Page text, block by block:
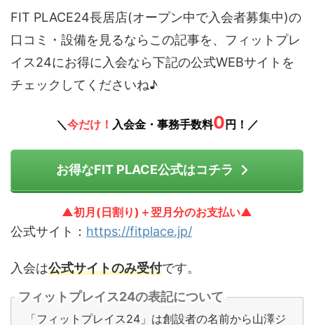
FIT PLACE24長居店(オープン中で入会者募集中)の
口コミ・設備を見るならこの記事を、フィットプレ
イス24にお得に入会なら下記の公式WEBサイトを
チェックしてくださいね♪
＼今だけ！ 入会金・事務手数料0円！／
お得なFIT PLACE公式はコチラ
▲初月(日割り)＋翌月分のお支払い▲
公式サイト： https://fitplace.jp/
入会は公式サイトのみ受付です。
フィットプレイス24の表記について
「フィットプレイス24」は創設者の名前から山澤ジ